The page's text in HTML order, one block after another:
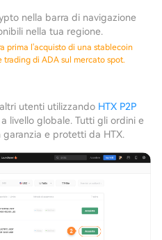
nella barra di navigazione
nella tua regione.
prima l'acquisto di una stablecoin
di ADA sul mercato spot.
utenti utilizzando HTX P2P
livello globale. Tutti gli ordini e
e protetti da HTX.